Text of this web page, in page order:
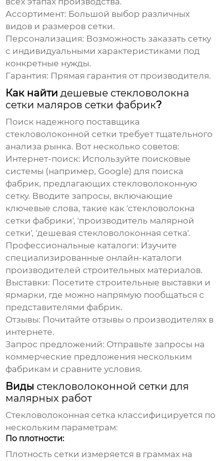
Ассортимент: Большой выбор различных
видов и размеров сетки.
Персонализация: Возможность заказать сетку
с индивидуальными характеристиками под
конкретные нужды.
Гарантия: Прямая гарантия от производителя.
Как найтидешевые стекловолокна
сетки маляров сетки фабрик?
Поиск надежного поставщика
стекловолоконной сетки требует тщательного
анализа рынка. Вот несколько советов:
Интернет-поиск: Используйте поисковые
системы (например, Google) для поиска
фабрик, предлагающих стекловолоконную
сетку. Вводите запросы, включающие
ключевые слова, такие как 'стекловолокна
сетки фабрики', 'производитель малярной
сетки', 'дешевая стекловолоконная сетка'.
Профессиональные каталоги: Изучите
специализированные онлайн-каталоги
производителей строительных материалов.
Выставки: Посетите строительные выставки и
ярмарки, где можно напрямую пообщаться с
представителями фабрик.
Отзывы: Почитайте отзывы о производителях в
интернете.
Запрос предложений: Отправьте запросы на
коммерческие предложения нескольким
фабрикам и сравните условия.
Виды стекловолоконной сетки для
малярных работ
Стекловолоконная сетка классифицируется по
нескольким параметрам:
По плотности:
Плотность сетки измеряется в граммах на